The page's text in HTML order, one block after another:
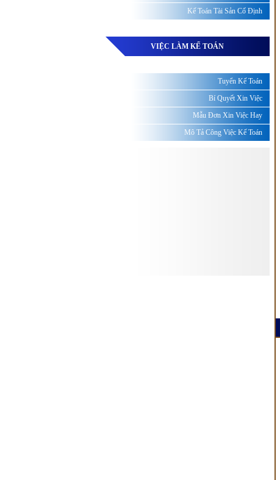
Kế Toán Tài Sản Cố Định
VIỆC LÀM KẾ TOÁN
Tuyển Kế Toán
Bí Quyết Xin Việc
Mẫu Đơn Xin Việc Hay
Mô Tả Công Việc Kế Toán